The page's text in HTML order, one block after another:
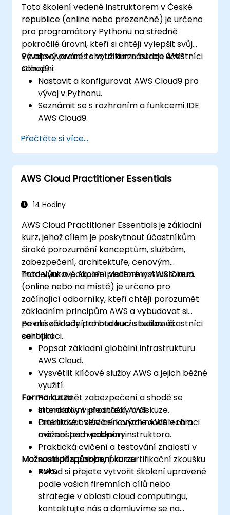
zpracování dat.
Toto školení vedené instruktorem v České
republice (online nebo prezenčně) je určeno
pro programátory Pythonu na středně
pokročilé úrovni, kteří si chtějí vylepšit svůj
vývojový proces s využitím nástroje AWS
Cloud9.
Po absolvování tohoto kurzu budou účastníci
schopni:
Nastavit a konfigurovat AWS Cloud9 pro
vývoj v Pythonu.
Seznámit se s rozhraním a funkcemi IDE
AWS Cloud9.
Pythonu v prostředí AWS Cloud9.
Spolupracovat s ostatními vývojáři
pomocí platformy AWS Cloud9.
Integovat AWS Cloud9 s dalšími službami
Přečtěte si více...
AWS Cloud Practitioner Essentials
14 Hodiny
AWS Cloud Practitioner Essentials je základní
kurz, jehož cílem je poskytnout účastníkům
široké porozumění konceptům, službám,
zabezpečení, architektuře, cenovým
modelům a podpoře platformy AWS Cloud.
Toto výukové školení vedené instruktorem
(online nebo na místě) je určeno pro
začínající odborníky, kteří chtějí porozumět
základním principům AWS a vybudovat si
pevné základy pro budoucí studium či
certifikaci.
Po absolvování tohoto kurzu budou účastníci
schopni:
Popsat základní globální infrastrukturu
AWS Cloud.
Vysvětlit klíčové služby AWS a jejich běžné
využití.
Porozumět zabezpečení a shodě se
standardy v prostředí AWS.
Orientovat se v cenových modelech a
možnostech podpory.
Forma kurzu
Interaktivní přednášky a diskuze.
Praktické ovládání konzole AWS v rámci
cvičení pod vedením instruktora.
Praktická cvičení a testování znalostí v
souladu s pokyny pro certifikační zkoušku
AWS.
Možnosti přizpůsobení kurzu
Pokud si přejete vytvořit školení upravené
podle vašich firemních cílů nebo
strategie v oblasti cloud computingu,
kontaktujte nás a domluvíme se na